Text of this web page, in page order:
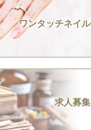
ワンタッチネイル
求人募集